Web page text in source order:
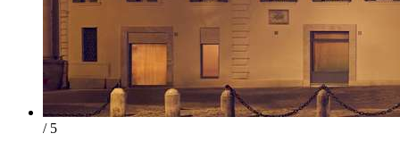
/ 5